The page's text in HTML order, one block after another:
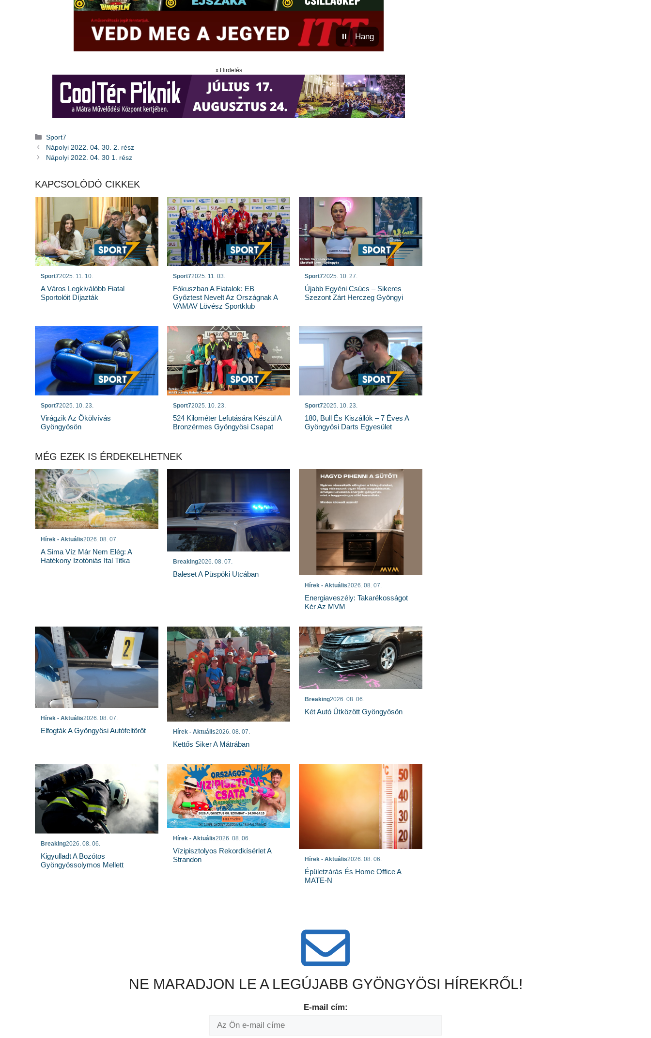
⏸ Hang
x Hirdetés
Kategória
Sport7
Nápolyi 2022. 04. 30. 2. rész
Nápolyi 2022. 04. 30 1. rész
KAPCSOLÓDÓ CIKKEK
Sport72025. 11. 10.
A Város Legkiválóbb Fiatal
Sportolóit Díjazták
Sport72025. 11. 03.
Fókuszban A Fiatalok: EB
Győztest Nevelt Az Országnak A
VAMAV Lövész Sportklub
Sport72025. 10. 27.
Újabb Egyéni Csúcs – Sikeres
Szezont Zárt Herczeg Gyöngyi
Sport72025. 10. 23.
Virágzik Az Ökölvívás
Gyöngyösön
Sport72025. 10. 23.
524 Kilométer Lefutására Készül A
Bronzérmes Gyöngyösi Csapat
Sport72025. 10. 23.
180, Bull És Kiszállók – 7 Éves A
Gyöngyösi Darts Egyesület
MÉG EZEK IS ÉRDEKELHETNEK
Hírek - Aktuális2026. 08. 07.
A Sima Víz Már Nem Elég: A
Hatékony Izotóniás Ital Titka
Breaking2026. 08. 07.
Baleset A Püspöki Utcában
Hírek - Aktuális2026. 08. 07.
Energiaveszély: Takarékosságot
Kér Az MVM
Hírek - Aktuális2026. 08. 07.
Elfogták A Gyöngyösi Autófeltörőt Hírek - Aktuális2026. 08. 07.
Kettős Siker A Mátrában
Breaking2026. 08. 06.
Két Autó Ütközött Gyöngyösön
Breaking2026. 08. 06.
Kigyulladt A Bozótos
Gyöngyössolymos Mellett
Hírek - Aktuális2026. 08. 06.
Vízipisztolyos Rekordkísérlet A
Strandon
Hírek - Aktuális2026. 08. 06.
Épületzárás És Home Office A
MATE-N
NE MARADJON LE A LEGÚJABB GYÖNGYÖSI HÍREKRŐL!
E-mail cím: